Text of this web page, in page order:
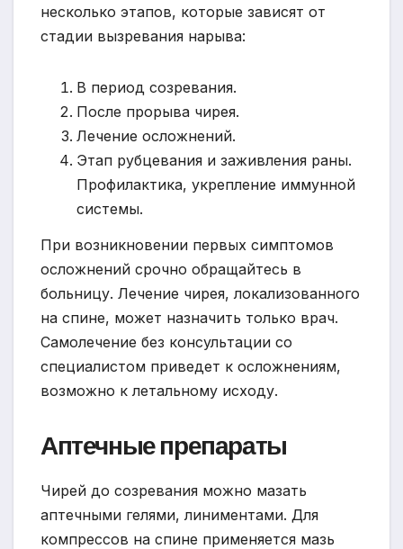
несколько этапов, которые зависят от
стадии вызревания нарыва:
В период созревания.
После прорыва чирея.
Лечение осложнений.
Этап рубцевания и заживления раны.
Профилактика, укрепление иммунной
системы.
При возникновении первых симптомов
осложнений срочно обращайтесь в
больницу. Лечение чирея, локализованного
на спине, может назначить только врач.
Самолечение без консультации со
специалистом приведет к осложнениям,
возможно к летальному исходу.
Аптечные препараты
Чирей до созревания можно мазать
аптечными гелями, линиментами. Для
компрессов на спине применяется мазь